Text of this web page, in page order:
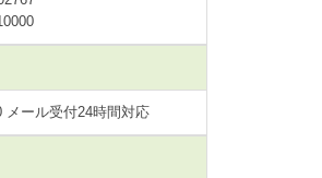
メール受付24時間対応